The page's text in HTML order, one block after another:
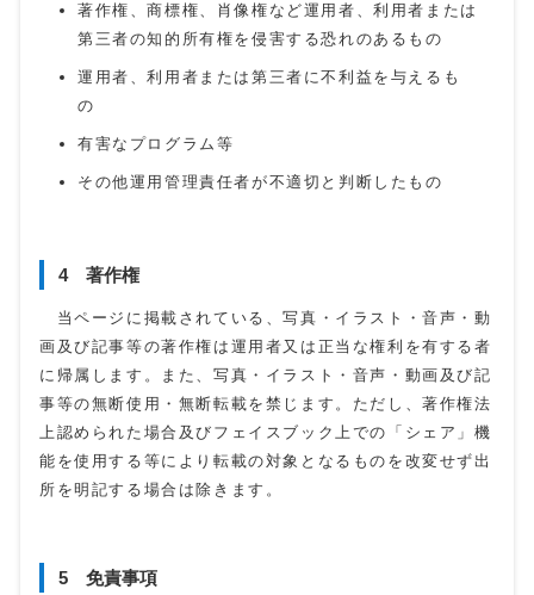
著作権、商標権、肖像権など運用者、利用者または
第三者の知的所有権を侵害する恐れのあるもの
運用者、利用者または第三者に不利益を与えるも
の
有害なプログラム等
その他運用管理責任者が不適切と判断したもの
4 著作権
当ページに掲載されている、写真・イラスト・音声・動
画及び記事等の著作権は運用者又は正当な権利を有する者
に帰属します。また、写真・イラスト・音声・動画及び記
事等の無断使用・無断転載を禁じます。ただし、著作権法
上認められた場合及びフェイスブック上での「シェア」機
能を使用する等により転載の対象となるものを改変せず出
所を明記する場合は除きます。
5 免責事項